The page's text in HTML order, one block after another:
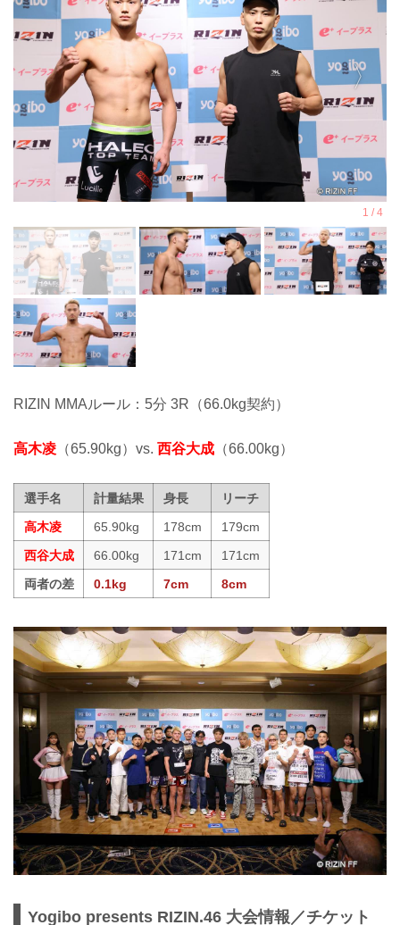
RIZIN MMAルール：5分 3R（66.0kg契約）
高木凌 （65.90kg）vs. 西谷大成 （66.00kg）
選手名 計量結果 身長
リーチ
高木凌
65.90kg 178cm
179cm
西谷大成
66.00kg 171cm
171cm
両者の差
0.1kg 7cm 8cm
Yogibo presents RIZIN.46 大会情報／チケット